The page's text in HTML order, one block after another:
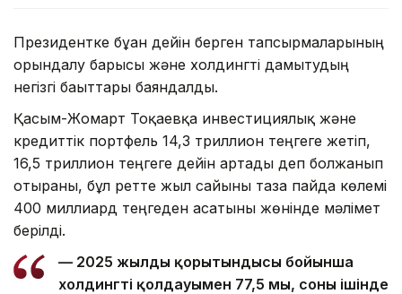
Президентке бұған дейін берген тапсырмаларының
орындалу барысы және холдингті дамытудың
негізгі бағыттары баяндалды.
Қасым-Жомарт Тоқаевқа инвестициялық және
кредиттік портфель 14,3 триллион теңгеге жетіп,
16,5 триллион теңгеге дейін артады деп болжанып
отырғаны, бұл ретте жыл сайынғы таза пайда көлемі
400 миллиард теңгеден асатыны жөнінде мәлімет
берілді.
— 2025 жылдың қорытындысы бойынша
холдингтің қолдауымен 77,5 мың, соның ішінде